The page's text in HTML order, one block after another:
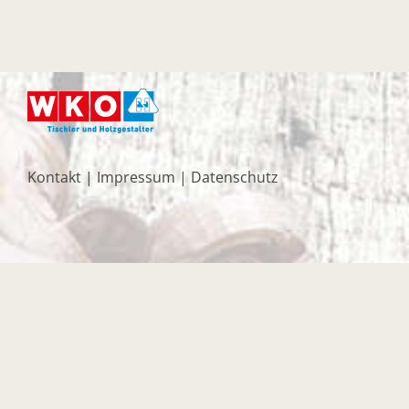
Kontakt | Impressum | Datenschutz